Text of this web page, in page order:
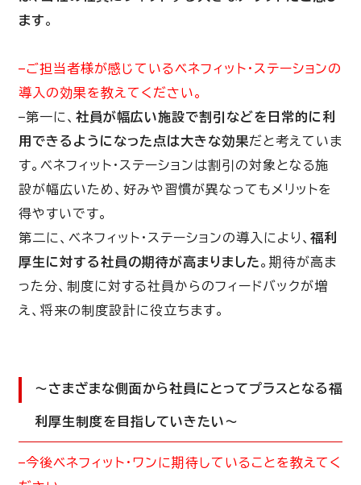
ます。
–ご担当者様が感じているベネフィット・ステーションの
導入の効果を教えてください。
–第一に、社員が幅広い施設で割引などを日常的に利
用できるようになった点は大きな効果だと考えていま
す。ベネフィット・ステーションは割引の対象となる施
設が幅広いため、好みや習慣が異なってもメリットを
得やすいです。
第二に、ベネフィット・ステーションの導入により、福利
厚生に対する社員の期待が高まりました。期待が高ま
った分、制度に対する社員からのフィードバックが増
え、将来の制度設計に役立ちます。
〜さまざまな側面から社員にとってプラスとなる福
利厚生制度を目指していきたい〜
–今後ベネフィット・ワンに期待していることを教えてく